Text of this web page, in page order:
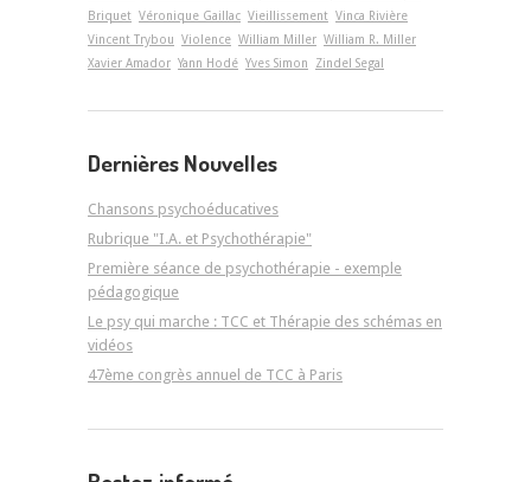
Briquet Véronique Gaillac Vieillissement Vinca Rivière
Vincent Trybou Violence William Miller William R. Miller
Xavier Amador Yann Hodé Yves Simon Zindel Segal
Dernières Nouvelles
Chansons psychoéducatives
Rubrique "I.A. et Psychothérapie"
Première séance de psychothérapie - exemple
pédagogique
Le psy qui marche : TCC et Thérapie des schémas en
vidéos
47ème congrès annuel de TCC à Paris